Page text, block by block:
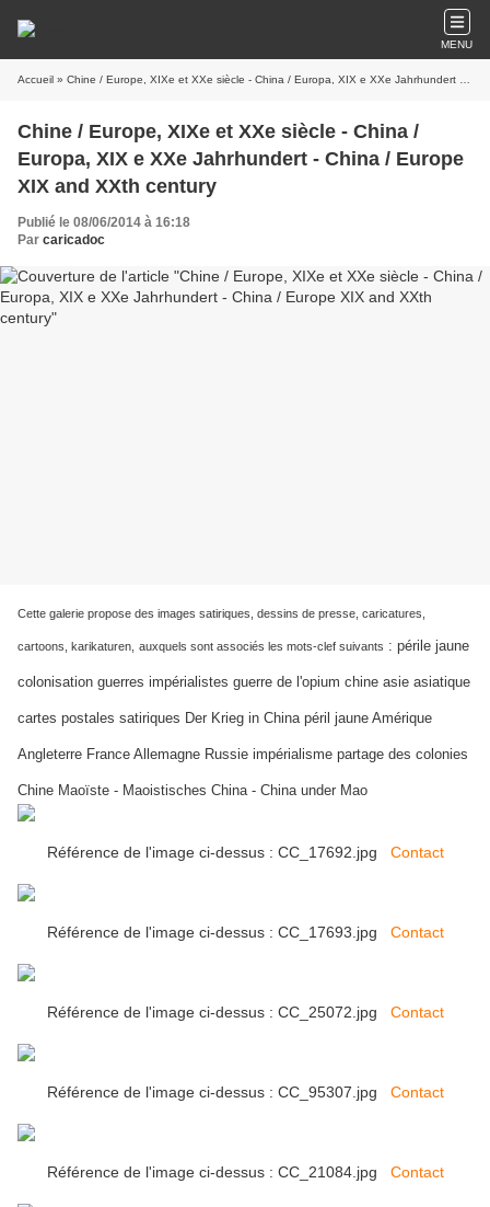
MENU
Accueil » Chine / Europe, XIXe et XXe siècle - China / Europa, XIX e XXe Jahrhundert - China / Europe XIX and XXth century
Chine / Europe, XIXe et XXe siècle - China /
Europa, XIX e XXe Jahrhundert - China / Europe
XIX and XXth century
Publié le 08/06/2014 à 16:18
Par caricadoc
Cette galerie propose des images satiriques, dessins de presse, caricatures,
cartoons, karikaturen, auxquels sont associés les mots-clef suivants : périle jaune
colonisation guerres impérialistes guerre de l'opium chine asie asiatique
cartes postales satiriques Der Krieg in China péril jaune Amérique
Angleterre France Allemagne Russie impérialisme partage des colonies
Chine Maoïste - Maoistisches China - China under Mao
Référence de l'image ci-dessus : CC_17692.jpg Contact
Référence de l'image ci-dessus : CC_17693.jpg Contact
Référence de l'image ci-dessus : CC_25072.jpg Contact
Référence de l'image ci-dessus : CC_95307.jpg Contact
Référence de l'image ci-dessus : CC_21084.jpg Contact